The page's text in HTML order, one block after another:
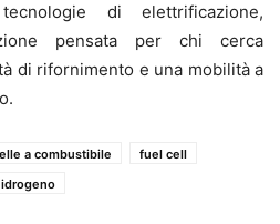
di elettrificazione,
pensata per chi cerca
di rifornimento e una mobilità a
a combustibile
fuel cell
idrogeno